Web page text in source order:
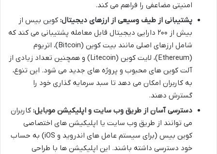
امنیتی مضاعفی را فراهم می کند.
پشتیبانی از طیف وسیعی از ارزهای دیجیتال: کوین بیس از
بیش از ۲۰۰ دارایی دیجیتال قابل معامله پشتیبانی می کند که
شامل ارزهای اصلی مانند بیت کوین (Bitcoin)، اتریوم
(Ethereum)، لایت کوین (Litecoin) و همچنین تعداد زیادی از
آلت کوین های محبوب و پروژه های جدید می شود. این تنوع،
به کاربران امکان می دهد تا سبد سرمایه گذاری خود را
گسترش دهند.
دسترسی آسان از طریق وب سایت و اپلیکیشن موبایل: کاربران
می توانند از طریق وب سایت یا اپلیکیشن های اختصاصی
کوین بیس (برای سیستم عامل های اندروید و iOS) به حساب
خود دسترسی داشته باشند. این اپلیکیشن ها با طراحی